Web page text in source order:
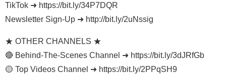
TikTok ➜ https://bit.ly/34P7DQR
Newsletter Sign-Up ➜ http://bit.ly/2uNssig
★ OTHER CHANNELS ★
🔴 Behind-The-Scenes Channel ➜ https://bit.ly/3dJRfGb
🟡 Top Videos Channel ➜ https://bit.ly/2PPqSH9